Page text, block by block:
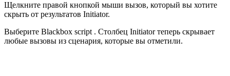
Щелкните правой кнопкой мыши вызов, который вы хотите
скрыть от результатов Initiator.
Выберите Blackbox script . Столбец Initiator теперь скрывает
любые вызовы из сценария, которые вы отметили.